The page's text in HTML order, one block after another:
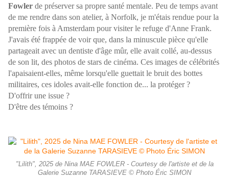
Fowler de préserver sa propre santé mentale. Peu de temps avant
de me rendre dans son atelier, à Norfolk, je m'étais rendue pour la
première fois à Amsterdam pour visiter le refuge d'Anne Frank.
J'avais été frappée de voir que, dans la minuscule pièce qu'elle
partageait avec un dentiste d'âge mûr, elle avait collé, au-dessus
de son lit, des photos de stars de cinéma. Ces images de célébrités
l'apaisaient-elles, même lorsqu'elle guettait le bruit des bottes
militaires, ces idoles avait-elle fonction de... la protéger ?
D'offrir une issue ?
D'être des témoins ?
"Lilith", 2025 de Nina MAE FOWLER - Courtesy de l'artiste et de la
Galerie Suzanne TARASIEVE © Photo Éric SIMON